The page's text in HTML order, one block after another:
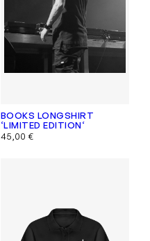
BOOKS LONGSHIRT
‘LIMITED EDITION‘
45,00€